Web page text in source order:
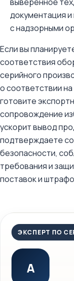
документация
с надзорными
Если вы
соответствия
серийного
о соответствии
готовите
сопровождение
ускорит вывод
подтверждаете
безопасности,
требования и
поставок и
ЭКСПЕРТ ПО
А